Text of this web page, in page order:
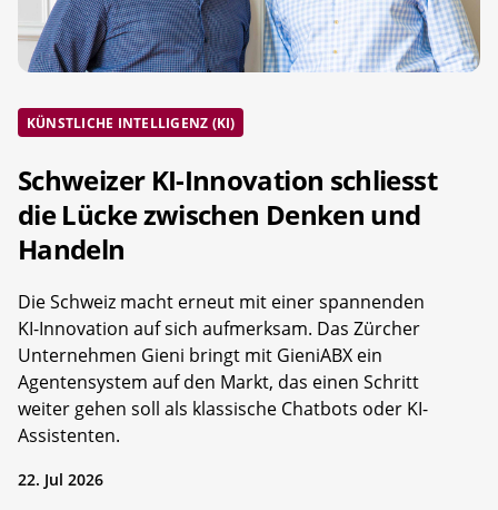
KÜNSTLICHE INTELLIGENZ (KI)
Schweizer KI-Innovation schliesst
die Lücke zwischen Denken und
Handeln
Die Schweiz macht erneut mit einer spannenden
KI-Innovation auf sich aufmerksam. Das Zürcher
Unternehmen Gieni bringt mit GieniABX ein
Agentensystem auf den Markt, das einen Schritt
weiter gehen soll als klassische Chatbots oder KI-
Assistenten.
22. Jul 2026